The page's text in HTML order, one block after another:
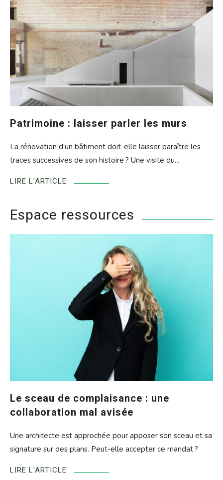
Patrimoine : laisser parler les murs
La rénovation d’un bâtiment doit-elle laisser paraître les
traces successives de son histoire ? Une visite du...
LIRE L'ARTICLE
Espace ressources
Le sceau de complaisance : une
collaboration mal avisée
Une architecte est approchée pour apposer son sceau et sa
signature sur des plans. Peut-elle accepter ce mandat ?
LIRE L'ARTICLE